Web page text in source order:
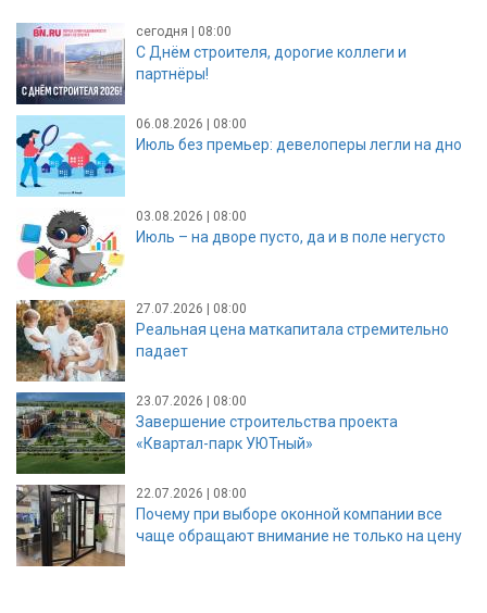
сегодня | 08:00
С Днём строителя, дорогие коллеги и
партнёры!
06.08.2026 | 08:00
Июль без премьер: девелоперы легли на дно
03.08.2026 | 08:00
Июль – на дворе пусто, да и в поле негусто
27.07.2026 | 08:00
Реальная цена маткапитала стремительно
падает
23.07.2026 | 08:00
Завершение строительства проекта
«Квартал-парк УЮТный»
22.07.2026 | 08:00
Почему при выборе оконной компании все
чаще обращают внимание не только на цену